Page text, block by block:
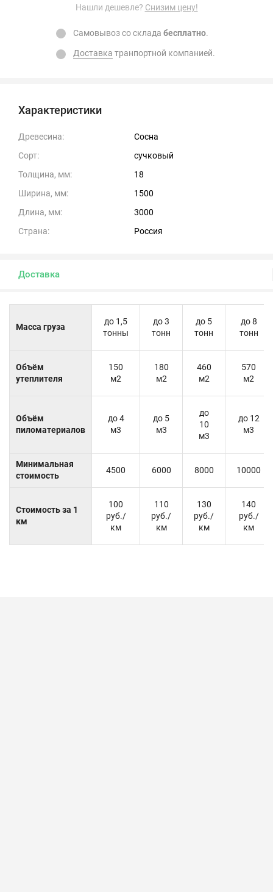
Характеристики
Древесина:
Сосна
Сорт:
сучковый
Толщина, мм:
18
Ширина, мм:
1500
Длина, мм:
3000
Страна:
Россия
Нашли дешевле? Снизим цену!
Самовывоз со склада бесплатно.
Доставка транпортной компанией.
Доставка
Масса груза
до 1,5
тонны
до 3
тонн
до 5
тонн
до 8
тонн
Объём
утеплителя
150
м2
180
м2
460
м2
570
м2
Объём
пиломатериалов
до 4
м3
до 5
м3
до
10
м3
до 12
м3
Минимальная
стоимость
4500 6000 8000 10000
Стоимость за 1
км
100
руб./
км
110
руб./
км
130
руб./
км
140
руб./
км